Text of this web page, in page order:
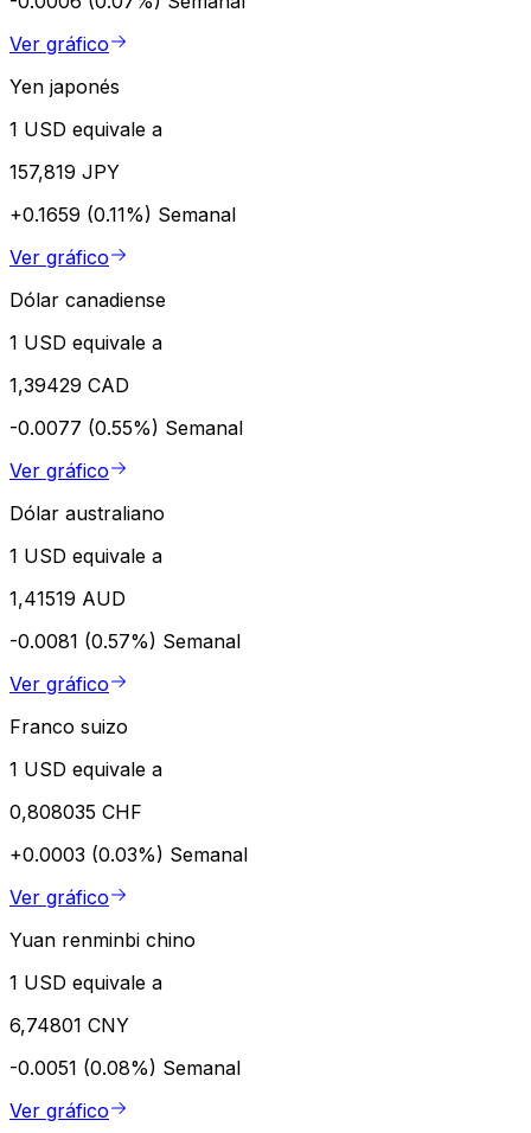
Ver gráfico
Yen japonés
1 USD equivale a
157,819 JPY
+0.1659 (0.11%) Semanal
Ver gráfico
Dólar canadiense
1 USD equivale a
1,39429 CAD
-0.0077 (0.55%) Semanal
Ver gráfico
Dólar australiano
1 USD equivale a
1,41519 AUD
-0.0081 (0.57%) Semanal
Ver gráfico
Franco suizo
1 USD equivale a
0,808035 CHF
+0.0003 (0.03%) Semanal
Ver gráfico
Yuan renminbi chino
1 USD equivale a
6,74801 CNY
-0.0051 (0.08%) Semanal
Ver gráfico